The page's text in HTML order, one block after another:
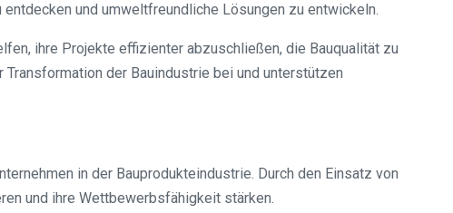
und umweltfreundliche Lösungen zu entwickeln.
ihre Projekte effizienter abzuschließen, die Bauqualität zu
der Bauindustrie bei und unterstützen
in der Bauprodukteindustrie. Durch den Einsatz von
und ihre Wettbewerbsfähigkeit stärken.